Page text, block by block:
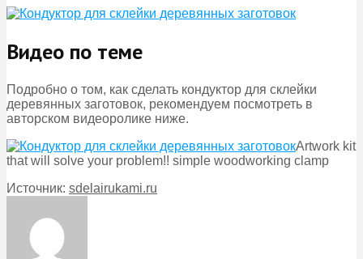
Видео по теме
Подробно о том, как сделать кондуктор для склейки
деревянных заготовок, рекомендуем посмотреть в
авторском видеоролике ниже.
Artwork kit
that will solve your problem!! simple woodworking clamp
Источник: sdelairukami.ru